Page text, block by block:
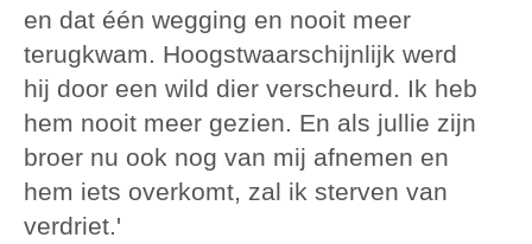
en dat één wegging en nooit meer
terugkwam. Hoogstwaarschijnlijk werd
hij door een wild dier verscheurd. Ik heb
hem nooit meer gezien. En als jullie zijn
broer nu ook nog van mij afnemen en
hem iets overkomt, zal ik sterven van
verdriet.'